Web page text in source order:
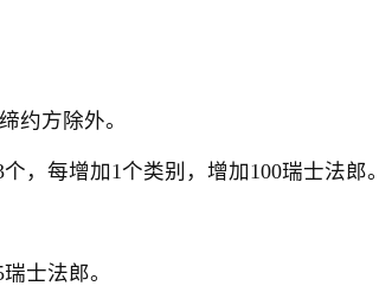
约方除外。
每增加1个类别，增加100瑞士法郎。
士法郎。